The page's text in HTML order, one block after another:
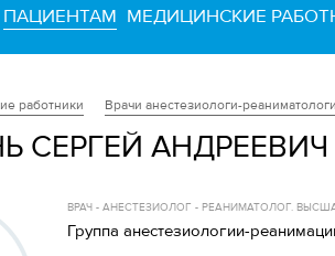
ПАЦИЕНТАМ МЕДИЦИНСКИЕ
работники Врачи анестезиологи-
СЕРГЕЙ АНДРЕЕВИЧ
ВРАЧ - АНЕСТЕЗИОЛОГ - РЕАНИМАТОЛОГ.
Группа анестезиологии-